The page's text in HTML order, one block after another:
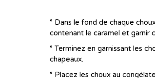
° Dans le fond de chaque
contenant le caramel et garnir
° Terminez en garnissant les
chapeaux.
° Placez les choux au